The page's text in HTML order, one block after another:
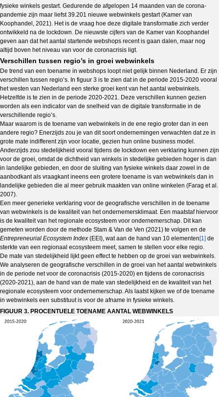
fysieke winkels gestart. Gedurende de afgelopen 14 maanden van de corona-
pandemie zijn maar liefst 39.201 nieuwe webwinkels gestart (Kamer van
Koophandel, 2021). Het is de vraag hoe deze digitale transformatie zich verder
ontwikkeld na de lockdown. De nieuwste cijfers van de Kamer van Koophandel
geven aan dat het aantal startende webshops recent is gaan dalen, maar nog
altijd boven het niveau van voor de coronacrisis ligt.
Verschillen tussen regio’s in groei webwinkels
De trend van een toename in webshops loopt niet gelijk binnen Nederland. Er zijn
verschillen tussen regio’s. In figuur 3 is te zien dat in de periode 2015-2020 vooral
het westen van Nederland een sterke groei kent van het aantal webwinkels.
Hetzelfde is te zien in de periode 2020-2021. Deze verschillen kunnen gezien
worden als een indicator van de snelheid van de digitale transformatie in de
verschillende regio’s.
Maar waarom is de toename van webwinkels in de ene regio groter dan in een
andere regio? Enerzijds zou je van dit soort ondernemingen verwachten dat ze in
grote mate indifferent zijn voor locatie, gezien hun online business model.
Anderzijds zou stedelijkheid vooral tijdens de lockdown een verklaring kunnen zijn
voor de groei, omdat de dichtheid van winkels in stedelijke gebieden hoger is dan
in landelijke gebieden, en door de sluiting van fysieke winkels daar zowel in de
aanbodkant als vraagkant ineens een grotere toename is van webwinkels dan in
landelijke gebieden die al meer gebruik maakten van online winkelen (Farag et al.
2007).
Een meer generieke verklaring voor de geografische verschillen in de toename
van webwinkels is de kwaliteit van het ondernemersklimaat. Een maatstaf hiervoor
is de kwaliteit van het regionale ecosysteem voor ondernemerschap. Dit kan
gemeten worden door de methode Stam & Van de Ven (2021) te volgen en de
Entrepreneurial Ecosystem Index (EEI), wat aan de hand van 10 elementen [1] de
sterkte van een regionaal ecosysteem meet, samen te stellen voor elke regio.
De mate van stedelijkheid lijkt geen effect te hebben op de groei van webwinkels.
We analyseren de geografische verschillen in de groei van het aantal webwinkels
in de periode net voor de coronacrisis (2015-2020) en tijdens de coronacrisis
(2020-2021), aan de hand van de mate van stedelijkheid en de kwaliteit van het
regionale ecosysteem voor ondernemerschap. Als laatst kijken we of de toename
in webwinkels een substituut is voor de afname in fysieke winkels.
FIGUUR 3. PROCENTUELE TOENAME AANTAL WEBWINKELS